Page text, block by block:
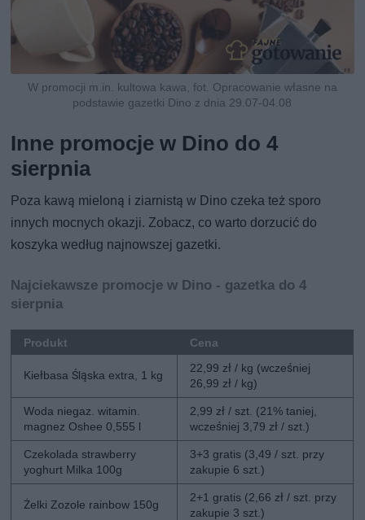
W promocji m.in. kultowa kawa, fot. Opracowanie własne na
podstawie gazetki Dino z dnia 29.07-04.08
Inne promocje w Dino do 4
sierpnia
Poza kawą mieloną i ziarnistą w Dino czeka też sporo
innych mocnych okazji. Zobacz, co warto dorzucić do
koszyka według najnowszej gazetki.
Najciekawsze promocje w Dino - gazetka do 4
sierpnia
Produkt Cena
Kiełbasa Śląska extra, 1 kg
22,99 zł / kg (wcześniej
26,99 zł / kg)
Woda niegaz. witamin.
magnez Oshee 0,555 l
2,99 zł / szt. (21% taniej,
wcześniej 3,79 zł / szt.)
Czekolada strawberry
yoghurt Milka 100g
3+3 gratis (3,49 / szt. przy
zakupie 6 szt.)
Żelki Zozole rainbow 150g
2+1 gratis (2,66 zł / szt. przy
zakupie 3 szt.)